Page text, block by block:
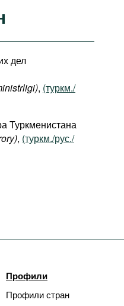
дел
, (туркм./
Туркменистана
, (туркм./рус./
Профили
Профили стран